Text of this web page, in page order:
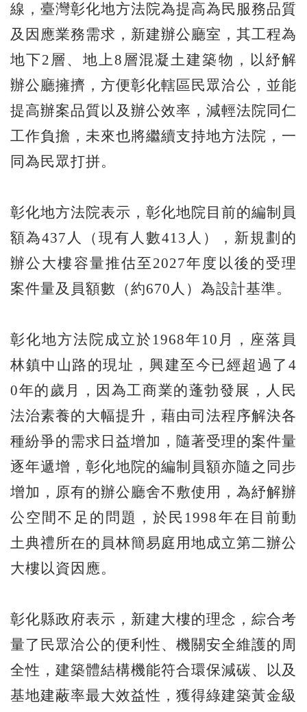
線，臺灣彰化地方法院為提高為民服務品質
及因應業務需求，新建辦公廳室，其工程為
地下2層、地上8層混凝土建築物，以紓解
辦公廳擁擠，方便彰化轄區民眾洽公，並能
提高辦案品質以及辦公效率，減輕法院同仁
工作負擔，未來也將繼續支持地方法院，一
同為民眾打拼。
彰化地方法院表示，彰化地院目前的編制員
額為437人（現有人數413人），新規劃的
辦公大樓容量推估至2027年度以後的受理
案件量及員額數（約670人）為設計基準。
彰化地方法院成立於1968年10月，座落員
林鎮中山路的現址，興建至今已經超過了4
0年的歲月，因為工商業的蓬勃發展，人民
法治素養的大幅提升，藉由司法程序解決各
種紛爭的需求日益增加，隨著受理的案件量
逐年遞增，彰化地院的編制員額亦隨之同步
增加，原有的辦公廳舍不敷使用，為紓解辦
公空間不足的問題，於民1998年在目前動
土典禮所在的員林簡易庭用地成立第二辦公
大樓以資因應。
彰化縣政府表示，新建大樓的理念，綜合考
量了民眾洽公的便利性、機關安全維護的周
全性，建築體結構機能符合環保減碳、以及
基地建蔽率最大效益性，獲得綠建築黃金級